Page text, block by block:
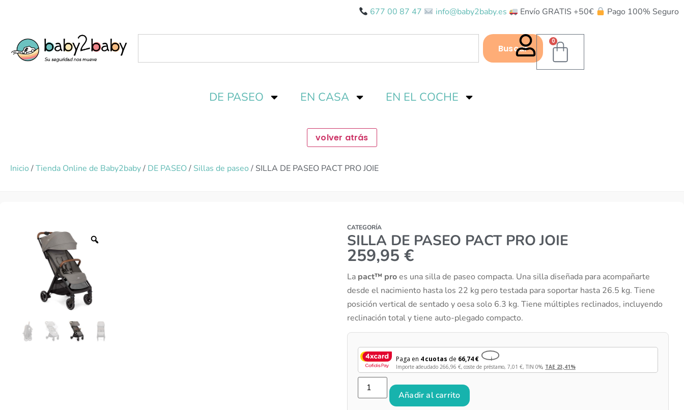
677 00 87 47 info@baby2baby.es Envío GRATIS +50€ Pago 100% Seguro
Buscar
0
DE PASEO EN CASA EN EL COCHE
Inicio /Tienda Online de Baby2baby/ DE PASEO/ Sillas de paseo / SILLA DE PASEO PACT PRO JOIE
CATEGORÍA
SILLA DE PASEO PACT PRO JOIE
259,95 €
La pact™ proes una silla de paseo compacta. Una silla diseñada para acompañarte
desde el nacimiento hasta los 22 kg pero testada para soportar hasta 26.5 kg. Tiene
posición vertical de sentado y oesa solo 6.3 kg. Tiene múltiples reclinados, incluyendo
reclinación total y tiene auto-plegado compacto.
Paga en 4 cuotas de 66,74€
i
Importe adeudado 266,96 €, coste de préstamo,7,01 €, TIN 0%, TAE 23,41%
Añadir al carrito